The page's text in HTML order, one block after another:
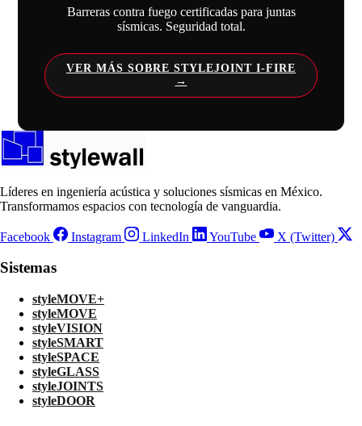
Barreras contra fuego certificadas para juntas
sísmicas. Seguridad total.
VER MÁS SOBRE STYLEJOINT I-FIRE
Líderes en ingeniería acústica y soluciones sísmicas en México.
Transformamos espacios con tecnología de vanguardia.
Facebook Instagram LinkedIn YouTube X (Twitter)
Sistemas
styleMOVE+
styleMOVE
styleVISION
styleSMART
styleSPACE
styleGLASS
styleJOINTS
styleDOOR